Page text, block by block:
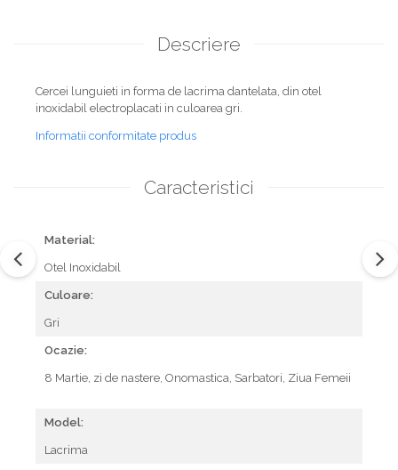
Descriere
Cercei lunguieti in forma de lacrima dantelata, din otel
inoxidabil electroplacati in culoarea gri.
Informatii conformitate produs
Caracteristici
Material:
Otel Inoxidabil
Culoare:
Gri
Ocazie:
8 Martie, zi de nastere, Onomastica, Sarbatori, Ziua Femeii
Model:
Lacrima